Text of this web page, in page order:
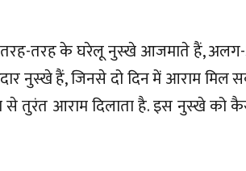
तरह के घरेलू नुस्खे आजमाते हैं,
नुस्खे हैं, जिनसे दो दिन में आराम मिल
से तुरंत आराम दिलाता है. इस नुस्खे को